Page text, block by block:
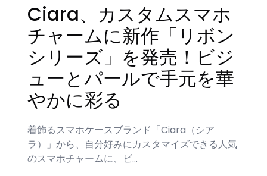
Ciara、カスタムスマホ
チャームに新作「リボン
シリーズ」を発売！ビジ
ューとパールで手元を華
やかに彩る
着飾るスマホケースブランド「Ciara（シア
ラ）」から、自分好みにカスタマイズできる人気
のスマホチャームに、ビ…